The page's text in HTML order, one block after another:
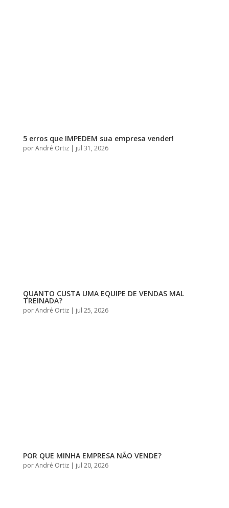
5 erros que IMPEDEM sua empresa vender!
porAndré Ortiz| jul 31, 2026
QUANTO CUSTA UMA EQUIPE DE VENDAS MAL
TREINADA?
porAndré Ortiz| jul 25, 2026
POR QUE MINHA EMPRESA NÃO VENDE?
porAndré Ortiz| jul 20, 2026